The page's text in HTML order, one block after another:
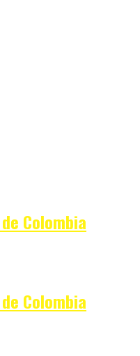
Colombia
Colombia